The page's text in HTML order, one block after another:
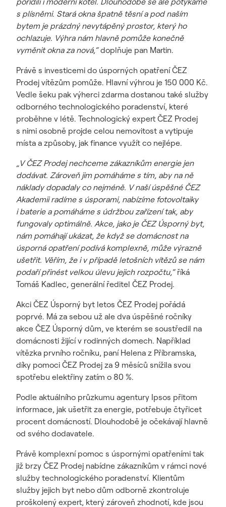
s plísněmi. Stará okna špatně těsní a pod naším
bytem je prázdný nevytápěný prostor, který ho
ochlazuje. Výhra nám hlavně pomůže konečně
vyměnit okna za nová,“doplňuje pan Martin.
Právě s investicemi do úsporných opatření ČEZ
Prodej vítězům pomůže. Hlavní výhrou je 150 000 Kč.
Vedle šeku pak výherci zdarma dostanou také služby
odborného technologického poradenství, které
proběhne v létě. Technologický expert ČEZ Prodej
s nimi osobně projde celou nemovitost a vytipuje
místa a způsoby, jak finance využít co nejlépe.
„V ČEZ Prodej nechceme zákazníkům energie jen
dodávat. Zároveň jim pomáháme s tím, aby na ně
náklady dopadaly co nejméně. V naší úspěšné ČEZ
Akademii radíme s úsporami, nabízíme fotovoltaiky
i baterie a pomáháme s údržbou zařízení tak, aby
fungovaly optimálně. Akce, jako je ČEZ Úsporný byt,
nám pomáhají ukázat, že když se domácnost na
úsporná opatření podívá komplexně, může výrazně
ušetřit. Věřím, že i v případě letošních vítězů se nám
podaří přinést velkou úlevu jejich rozpočtu,“říká
Tomáš Kadlec, generální ředitel ČEZ Prodej.
Akci ČEZ Úsporný byt letos ČEZ Prodej pořádá
poprvé. Má za sebou už ale dva úspěšné ročníky
akce ČEZ Úsporný dům, ve kterém se soustředil na
domácnosti žijící v rodinných domech. Například
vítězka prvního ročníku, paní Helena z Příbramska,
díky pomoci ČEZ Prodej za 9 měsíců snížila svou
spotřebu elektřiny zatím o 80 %.
Podle aktuálního průzkumu agentury Ipsos přitom
informace, jak ušetřit za energie, potřebuje čtyřicet
procent domácností. Dlouhodobě je očekávají hlavně
od svého dodavatele.
Právě komplexní pomoc s úspornými opatřeními tak
již brzy ČEZ Prodej nabídne zákazníkům v rámci nové
služby technologického poradenství. Klientům
služby jejich byt nebo dům odborně zkontroluje
proškolený expert, který zároveň zhodnotí, kde jsou